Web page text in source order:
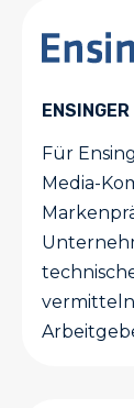
Für
Media-